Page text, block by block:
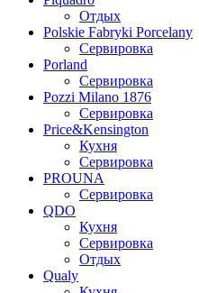
Отдых
Polskie Fabryki Porcelany
Сервировка
Porland
Сервировка
Pozzi Milano 1876
Сервировка
Price&Kensington
Кухня
Сервировка
PROUNA
Сервировка
QDO
Кухня
Сервировка
Отдых
Qualy